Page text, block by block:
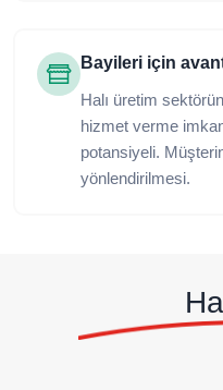
Bayileri için
Halı üretim
hizmet verme
potansiyeli.
yönlendirilmesi.